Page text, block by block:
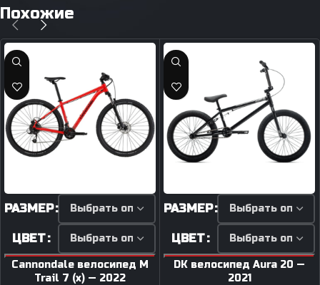
Похожие
РАЗМЕР
ЦВЕТ
Cannondale велосипед M
Trail 7 (x) — 2022
РАЗМЕР
ЦВЕТ
DK велосипед Aura 20 —
2021